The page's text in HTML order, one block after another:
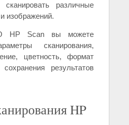
сканировать различные
изображений.
HP Scan вы можете
сканирования,
цветность, формат
результатов
HP